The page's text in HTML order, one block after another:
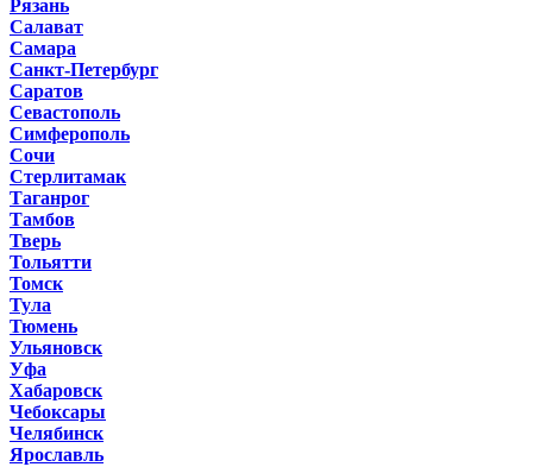
Рязань
Салават
Самара
Санкт-Петербург
Саратов
Севастополь
Симферополь
Сочи
Стерлитамак
Таганрог
Тамбов
Тверь
Тольятти
Томск
Тула
Тюмень
Ульяновск
Уфа
Хабаровск
Чебоксары
Челябинск
Ярославль